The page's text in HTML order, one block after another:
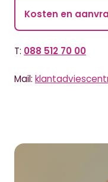
Kosten en
T: 088 512 70 00
Mail: